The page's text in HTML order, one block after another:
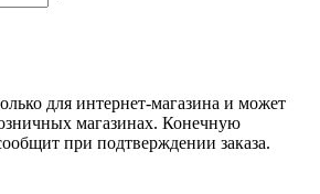
для интернет-магазина и может
магазинах. Конечную
при подтверждении заказа.